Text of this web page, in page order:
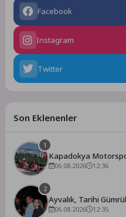
Facebook
Instagram
Twitter
Son Eklenenler
1
Kapadokya
06.08.2026 12:36
2
Ayvalık, Tarihi
06.08.2026 12:35